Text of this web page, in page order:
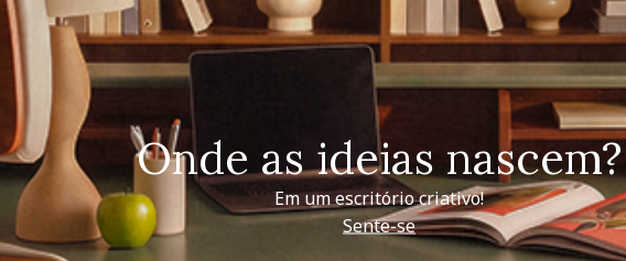
Onde as ideias nascem?
Em um escritório criativo!
Sente-se